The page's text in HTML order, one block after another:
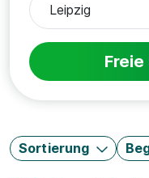
Sortierung